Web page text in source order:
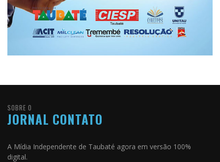
SOBRE O
JORNAL CONTATO
A Mídia Independente de Taubaté agora em versão 100%
digital.